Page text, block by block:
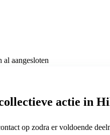
aangesloten
actie in
op zodra er voldoende